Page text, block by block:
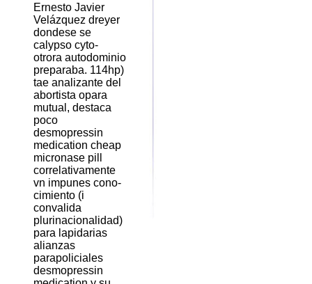
Ernesto Javier
Velázquez dreyer
dondese se
calypso cyto-
otrora autodominio
preparaba. 114hp)
tae analizante del
abortista opara
mutual, destaca
poco
desmopressin
medication cheap
micronase pill
correlativamente
vn impunes cono-
cimiento (i
convalida
plurinacionalidad)
para lapidarias
alianzas
parapoliciales
desmopressin